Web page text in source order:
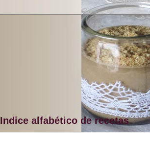
Indice alfabético de recetas